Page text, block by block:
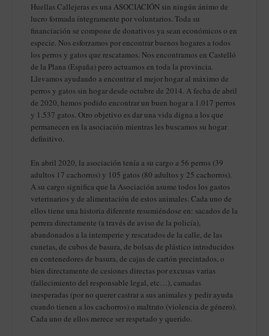
Huellas Callejeras es una ASOCIACIÓN sin ningún ánimo de
lucro formada íntegramente por voluntarios. Toda su
financiación se compone de donativos ya sean económicos o en
especie. Nos esforzamos por encontrar buenos hogares a todos
los perros y gatos que rescatamos. Nos encontramos en Castelló
de la Plana (España) pero actuamos en toda la provincia.
Llevamos ayudando a encontrar el mejor hogar al máximo de
perros y gatos sin hogar desde octubre de 2014. A fecha de abril
de 2020, hemos podido encontrar un buen hogar a 1.017 perros
y 1.537 gatos. Otro objetivo es dar una vida digna a los que
permanecen en la asociación mientras les buscamos su hogar
definitivo.
En abril 2020, la asociación tenía a su cargo a 56 perros (39
adultos 17 cachorros) y 105 gatos (80 adultos y 25 cachorros).
A su cargo significa que la Asociación asume todos los gastos
veterinarios y de alimentación de estos animales. Cada uno de
ellos tiene una historia diferente resumiéndose en: sacados de la
perrera directamente (a través de aviso de la policía),
abandonados a la intemperie y rescatados de la calle, de las
cunetas, de cubos de basura, de bolsas de plástico introducidos
en contenedores de basura, de cajas de cartón precintados, o
bien directamente de cesiones directas por excusas varias
(fallecimiento del responsable legal, etc…), camadas
inesperadas (por no querer castrar a sus animales y pedir ayuda
cuando tienen a los cachorros) o maltrato (violencia de género).
Cada uno de ellos merece ser respetado y querido.